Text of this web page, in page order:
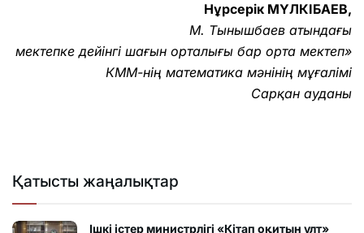
Нұрсерік МҮЛКІБАЕВ,
М. Тынышбаев атындағы
мектепке дейінгі шағын орталығы бар орта мектеп»
КММ-нің математика мәнінің мұғалімі
Сарқан ауданы
Қатысты жаңалықтар
Ішкі істер министрлігі «Кітап оқитын ұлт»